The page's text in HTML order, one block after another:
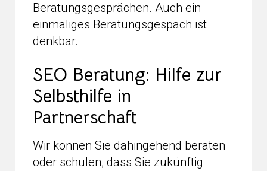
Beratungsgesprächen. Auch ein
einmaliges Beratungsgespäch ist
denkbar.
SEO Beratung: Hilfe zur
Selbsthilfe in
Partnerschaft
Wir können Sie dahingehend beraten
oder schulen, dass Sie zukünftig